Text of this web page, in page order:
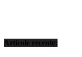
Articole recente: